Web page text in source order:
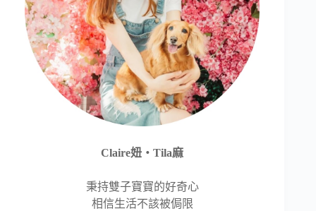
Claire妞‧Tila麻
秉持雙子寶寶的好奇心
相信生活不該被侷限